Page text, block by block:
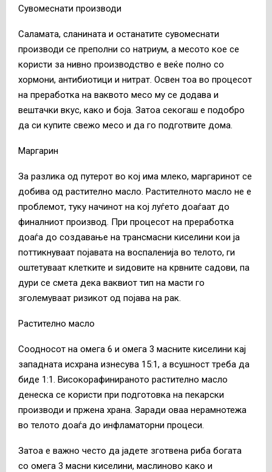
Сувомеснати производи
Саламата, сланината и останатите сувомеснати
производи се преполни со натриум, а месото кое се
користи за нивно производство е веќе полно со
хормони, антибиотици и нитрат. Освен тоа во процесот
на преработка на ваквото месо му се додава и
вештачки вкус, како и боја. Затоа секогаш е подобро
да си купите свежо месо и да го подготвите дома.
Маргарин
За разлика од путерот во кој има млеко, маргаринот се
добива од растително масло. Растителното масло не е
проблемот, туку начинот на кој луѓето доаѓаат до
финалниот производ. При процесот на преработка
доаѓа до создавање на трансмасни киселини кои ја
поттикнуваат појавата на воспаленија во телото, ги
оштетуваат клетките и ѕидовите на крвните садови, па
дури се смета дека ваквиот тип на масти го
зголемуваат ризикот од појава на рак.
Растително масло
Соодносот на омега 6 и омега 3 масните киселини кај
западната исхрана изнесува 15:1, а всушност треба да
биде 1:1. Високорафинираното растително масло
денеска се користи при подготовка на пекарски
производи и пржена храна. Заради оваа нерамнотежа
во телото доаѓа до инфламаторни процеси.
Затоа е важно често да јадете зготвена риба богата
со омега 3 масни киселини, маслиново како и